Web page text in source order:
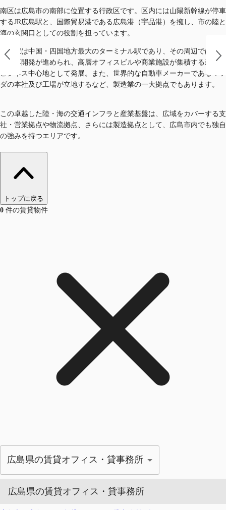
南区は広島市の南部に位置する行政区です。区内には山陽新幹線が停車
するJR広島駅と、国際貿易港である広島港（宇品港）を擁し、市の陸と
海の玄関口としての役割を担っています。
広島駅は中国・四国地方最大のターミナル駅であり、その周辺では大規
模な再開発が進められ、高層オフィスビルや商業施設が集積する新たな
ビジネス中心地として発展。また、世界的な自動車メーカーであるマツ
ダの本社及び工場が立地するなど、製造業の一大拠点でもあります。
この卓越した陸・海の交通インフラと産業基盤は、広域をカバーする支
社・営業拠点や物流拠点、さらには製造拠点として、広島市内でも独自
の強みを持つエリアです。
トップに戻る
0 件の賃貸物件
広島県の賃貸オフィス・貸事務所
広島県の賃貸オフィス・貸事務所